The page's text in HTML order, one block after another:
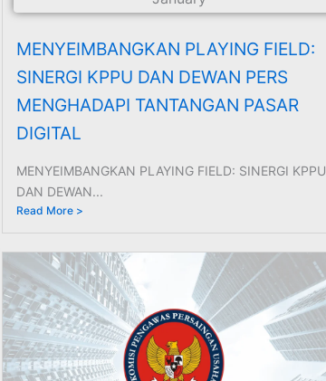
MENYEIMBANGKAN PLAYING FIELD:
SINERGI KPPU DAN DEWAN PERS
MENGHADAPI TANTANGAN PASAR
DIGITAL
MENYEIMBANGKAN PLAYING FIELD: SINERGI KPPU
DAN DEWAN...
Read More >